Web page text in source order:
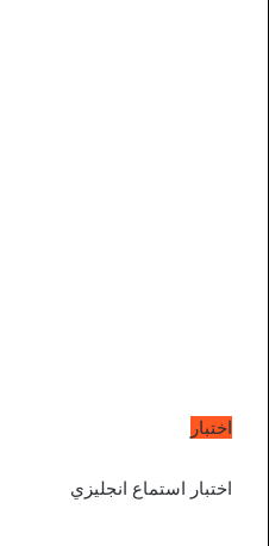
اختبار
اختبار استماع انجليزي